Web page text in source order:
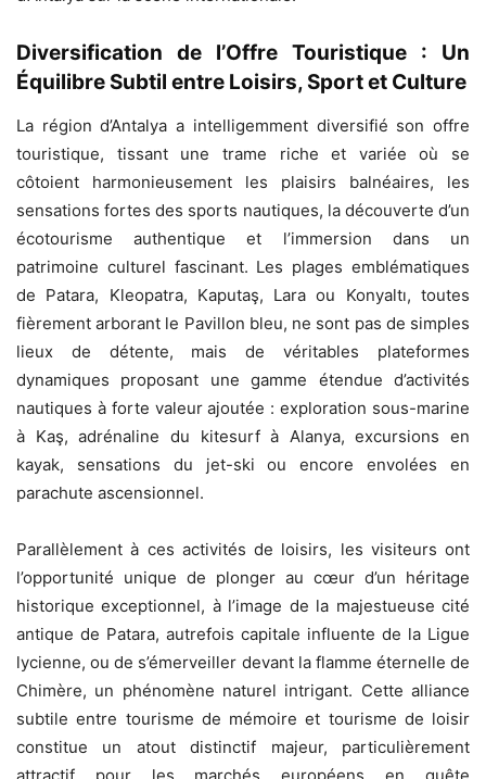
Diversification de l’Offre Touristique : Un
Équilibre Subtil entre Loisirs, Sport et Culture
La région d’Antalya a intelligemment diversifié son offre
touristique, tissant une trame riche et variée où se
côtoient harmonieusement les plaisirs balnéaires, les
sensations fortes des sports nautiques, la découverte d’un
écotourisme authentique et l’immersion dans un
patrimoine culturel fascinant. Les plages emblématiques
de Patara, Kleopatra, Kaputaş, Lara ou Konyaltı, toutes
fièrement arborant le Pavillon bleu, ne sont pas de simples
lieux de détente, mais de véritables plateformes
dynamiques proposant une gamme étendue d’activités
nautiques à forte valeur ajoutée : exploration sous-marine
à Kaş, adrénaline du kitesurf à Alanya, excursions en
kayak, sensations du jet-ski ou encore envolées en
parachute ascensionnel.
Parallèlement à ces activités de loisirs, les visiteurs ont
l’opportunité unique de plonger au cœur d’un héritage
historique exceptionnel, à l’image de la majestueuse cité
antique de Patara, autrefois capitale influente de la Ligue
lycienne, ou de s’émerveiller devant la flamme éternelle de
Chimère, un phénomène naturel intrigant. Cette alliance
subtile entre tourisme de mémoire et tourisme de loisir
constitue un atout distinctif majeur, particulièrement